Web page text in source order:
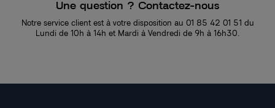
Une question ? Contactez-nous
Notre service client est à votre disposition au 01 85 42 01 51 du
Lundi de 10h à 14h et Mardi à Vendredi de 9h à 16h30.